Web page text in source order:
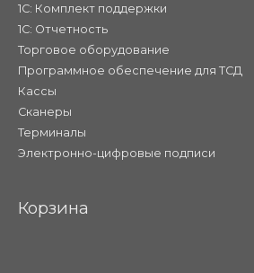
1С: Комплект поддержки
1С: Отчетность
Торговое оборудование
Программное обеспечение для ТСД
Кассы
Сканеры
Терминалы
Электронно-цифровые подписи
Корзина